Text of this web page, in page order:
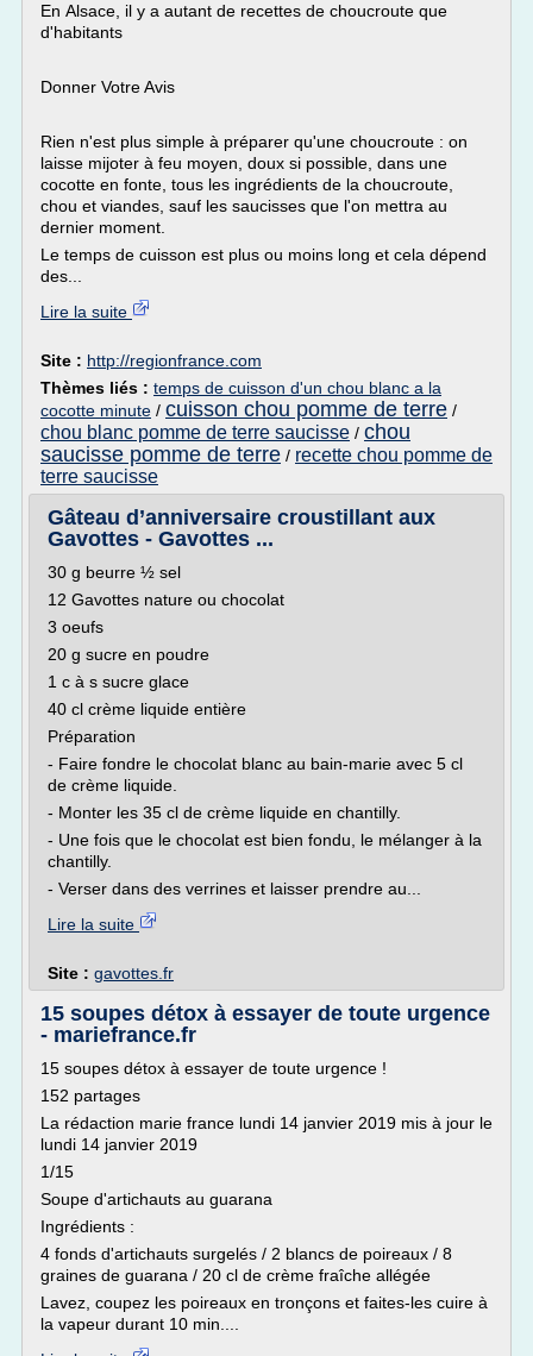
En Alsace, il y a autant de recettes de choucroute que
d'habitants
Donner Votre Avis
Rien n'est plus simple à préparer qu'une choucroute : on
laisse mijoter à feu moyen, doux si possible, dans une
cocotte en fonte, tous les ingrédients de la choucroute,
chou et viandes, sauf les saucisses que l'on mettra au
dernier moment.
Le temps de cuisson est plus ou moins long et cela dépend
des...
Lire la suite
Site : http://regionfrance.com
Thèmes liés : temps de cuisson d'un chou blanc a la
cocotte minute / cuisson chou pomme de terre /
chou blanc pomme de terre saucisse / chou
saucisse pomme de terre / recette chou pomme de
terre saucisse
Gâteau d’anniversaire croustillant aux
Gavottes - Gavottes ...
30 g beurre ½ sel
12 Gavottes nature ou chocolat
3 oeufs
20 g sucre en poudre
1 c à s sucre glace
40 cl crème liquide entière
Préparation
- Faire fondre le chocolat blanc au bain-marie avec 5 cl
de crème liquide.
- Monter les 35 cl de crème liquide en chantilly.
- Une fois que le chocolat est bien fondu, le mélanger à la
chantilly.
- Verser dans des verrines et laisser prendre au...
Lire la suite
Site : gavottes.fr
15 soupes détox à essayer de toute urgence
- mariefrance.fr
15 soupes détox à essayer de toute urgence !
152 partages
La rédaction marie france lundi 14 janvier 2019 mis à jour le
lundi 14 janvier 2019
1/15
Soupe d'artichauts au guarana
Ingrédients :
4 fonds d'artichauts surgelés / 2 blancs de poireaux / 8
graines de guarana / 20 cl de crème fraîche allégée
Lavez, coupez les poireaux en tronçons et faites-les cuire à
la vapeur durant 10 min....